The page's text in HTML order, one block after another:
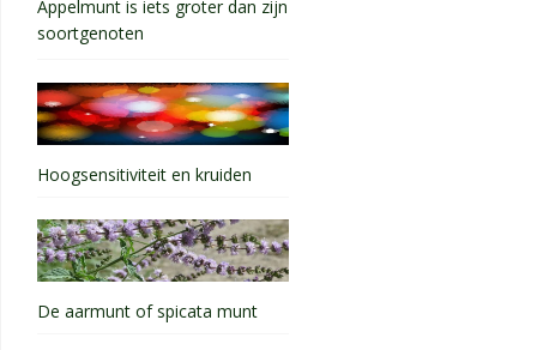
Appelmunt is iets groter dan zijn
soortgenoten
Hoogsensitiviteit en kruiden
De aarmunt of spicata munt